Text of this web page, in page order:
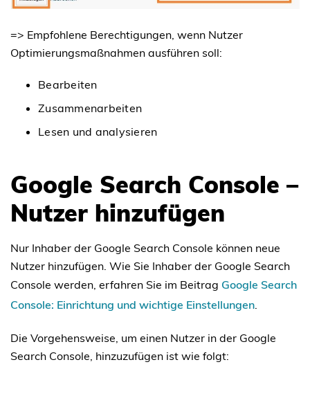
=> Empfohlene Berechtigungen, wenn Nutzer
Optimierungsmaßnahmen ausführen soll:
Bearbeiten
Zusammenarbeiten
Lesen und analysieren
Google Search Console –
Nutzer hinzufügen
Nur Inhaber der Google Search Console können neue
Nutzer hinzufügen. Wie Sie Inhaber der Google Search
Console werden, erfahren Sie im Beitrag Google Search
Console: Einrichtung und wichtige Einstellungen
Die Vorgehensweise, um einen Nutzer in der Google
Search Console, hinzuzufügen ist wie folgt: